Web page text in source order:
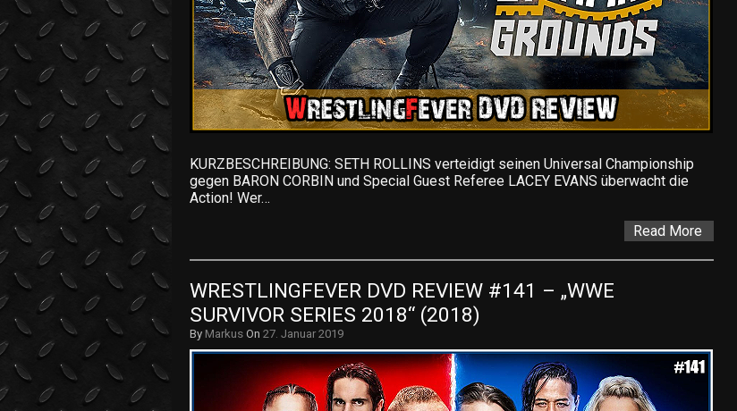
KURZBESCHREIBUNG: SETH ROLLINS verteidigt seinen Universal Championship
gegen BARON CORBIN und Special Guest Referee LACEY EVANS überwacht die
Action! Wer…
Read More
WRESTLINGFEVER DVD REVIEW #141 – „WWE
SURVIVOR SERIES 2018“ (2018)
By Markus On 27. Januar 2019